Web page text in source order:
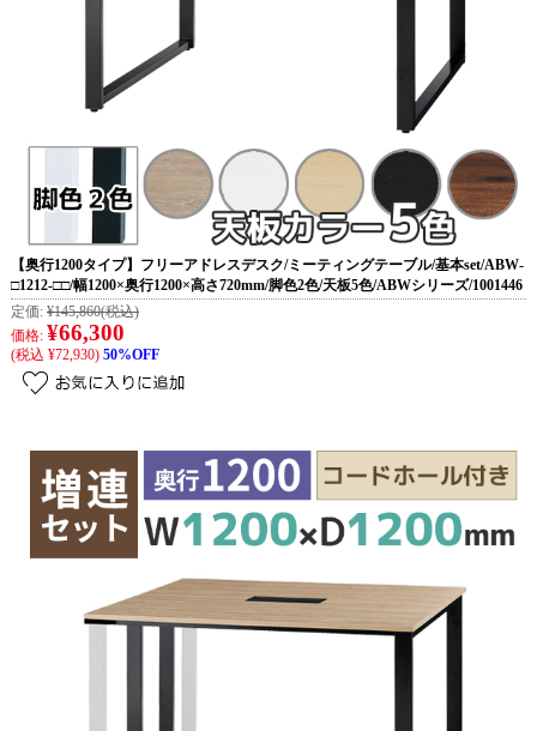
【奥行1200タイプ】フリーアドレスデスク/ミーティングテーブル/基本set/ABW-
□1212-□□/幅1200×奥行1200×高さ720mm/脚色2色/天板5色/ABWシリーズ/1001446
定価: ¥145,860(税込)
価格: ¥66,300
(税込 ¥72,930) 50%OFF